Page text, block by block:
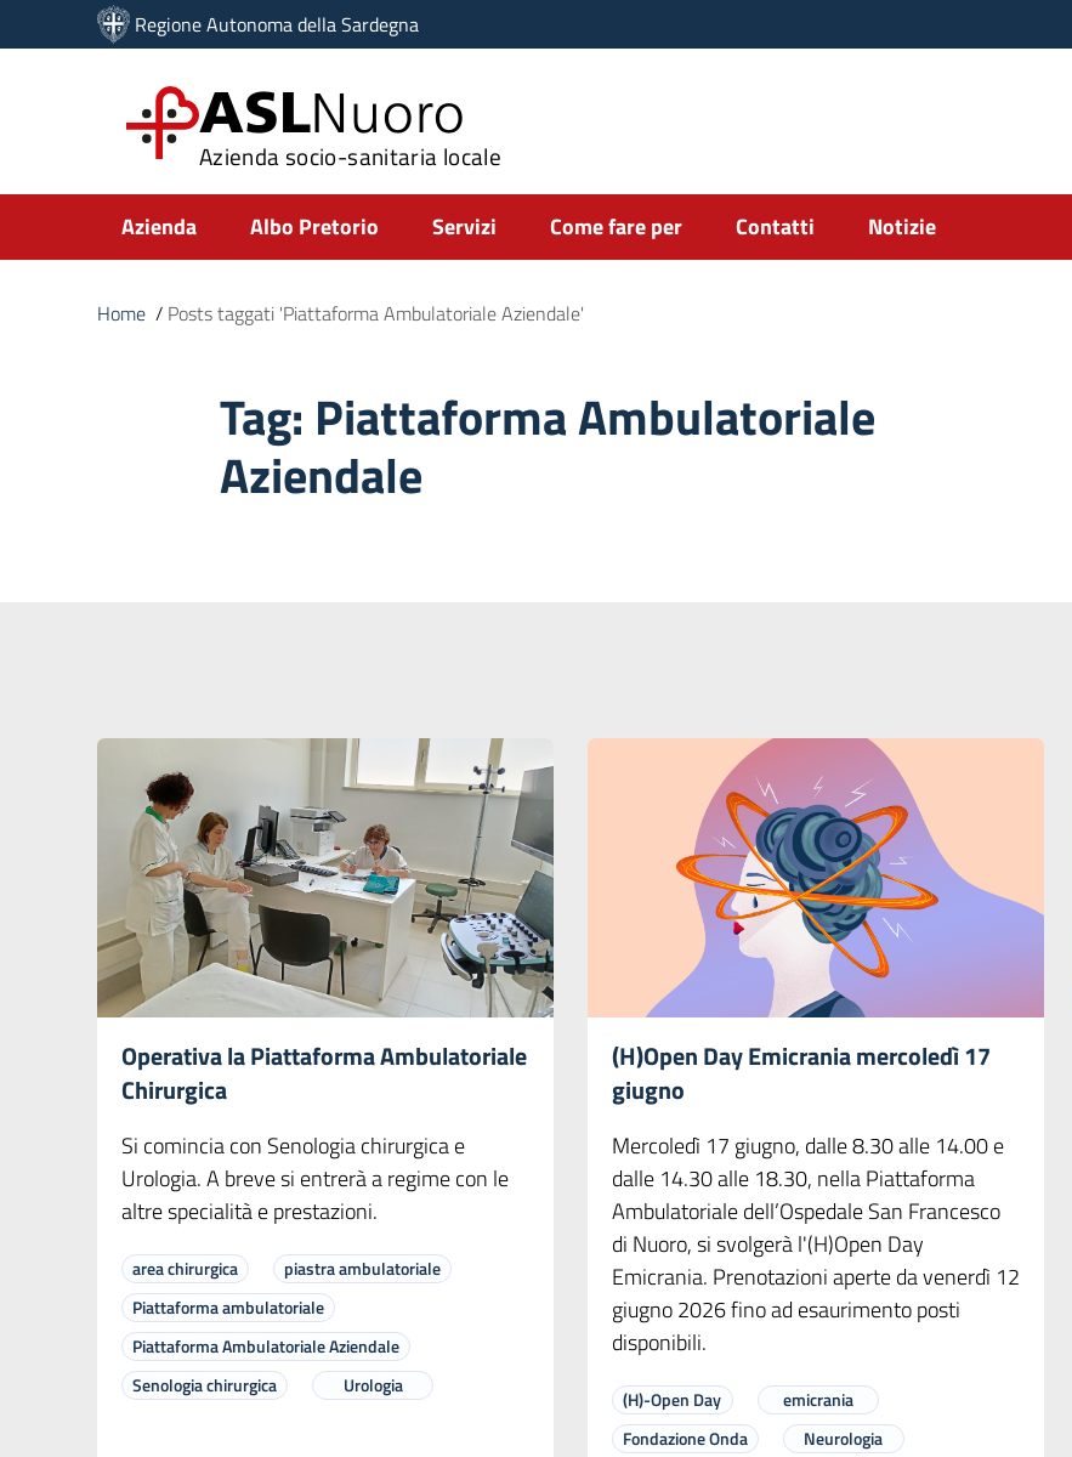
Vai ai contenuti
Vai al menu di navigazione
Regione Autonoma della Sardegna
ASLNuoro
Azienda socio-sanitaria locale
Submenu
Azienda Albo Pretorio Servizi Come fare per Contatti Notizie
Home / Posts taggati 'Piattaforma Ambulatoriale Aziendale'
Tag: Piattaforma Ambulatoriale
Aziendale
Operativa la Piattaforma Ambulatoriale
Chirurgica
Si comincia con Senologia chirurgica e
Urologia. A breve si entrerà a regime con le
altre specialità e prestazioni.
area chirurgica
piastra ambulatoriale
Piattaforma ambulatoriale
Piattaforma Ambulatoriale Aziendale
Senologia chirurgica
Urologia
(H)Open Day Emicrania mercoledì 17
giugno
Mercoledì 17 giugno, dalle 8.30 alle 14.00 e
dalle 14.30 alle 18.30, nella Piattaforma
Ambulatoriale dell’Ospedale San Francesco
di Nuoro, si svolgerà l'(H)Open Day
Emicrania. Prenotazioni aperte da venerdì 12
giugno 2026 fino ad esaurimento posti
disponibili.
(H)-Open Day
emicrania
Fondazione Onda
Neurologia